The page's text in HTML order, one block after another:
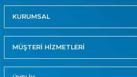
KURUMSAL
MÜŞTERİ HİZMETLERİ